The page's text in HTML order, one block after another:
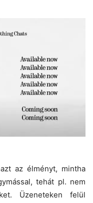
az élményt, mintha
tehát pl. nem
Üzeneteken felül